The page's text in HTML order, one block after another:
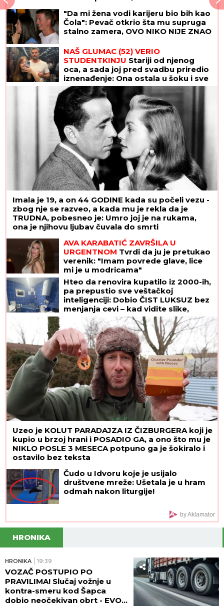
"Da mi žena vodi karijeru bio bih kao
Čola": Pevač otkrio šta mu supruga
stalno zamera, OVO NIKO NIJE ZNAO
NAŠ GLUMAC (52) VERIO
STUDENTKINJU Stariji od njenog
oca, a sada joj pred svadbu priredio
iznenađenje: Ona ostala u šoku i sve
podelila (Foto)
Imala je 19, a on 44 GODINE kada su počeli vezu -
zbog nje se razveo, a kada mu je rekla da je
TRUDNA, pobesneo je: Umro joj je na rukama,
ona je njihovu ljubav čuvala do smrti
AVA KARABATIĆ ZAVRŠILA U
URGENTNOM Tvrdi da ju je pretukao
verenik: "Imam povrede glave, lice
mi je u modricama"
Hteo da renovira kupatilo iz 2000-ih,
pa prepustio sve veštačkoj
inteligenciji: Dobio ČIST LUKSUZ bez
menjanja cevi – kad vidite slike,
zinućete!
Uzeo je KOLUT PARADAJZA IZ ČIZBURGERA koji je
kupio u brzoj hrani i POSADIO GA, a ono što mu je
NIKLO POSLE 3 MESECA potpuno ga je šokiralo i
ostavilo bez teksta
Čudo u Idvoru koje je usijalo
društvene mreže: Ušetala je u hram
odmah nakon liturgije!
by Aklamator
HRONIKA
HRONIKA 19:39
VOZAČ POSTUPIO PO
PRAVILIMA! Slučaj vožnje u
kontra-smeru kod Šapca
dobio neočekivan obrt - EVO